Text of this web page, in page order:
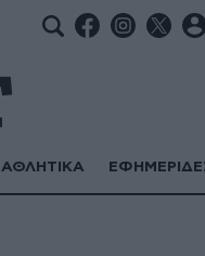
ΑΘΛΗΤΙΚΑ